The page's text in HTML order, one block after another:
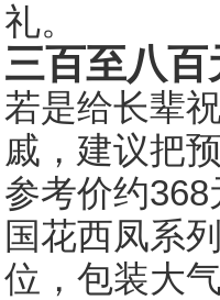
礼。
三百至八
若是给长辈
戚，建议把
参考价约
国花西凤系
位，包装大